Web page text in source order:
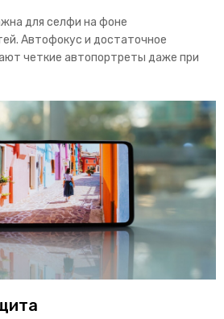
для селфи на фоне
Автофокус и достаточное
четкие автопортреты даже при